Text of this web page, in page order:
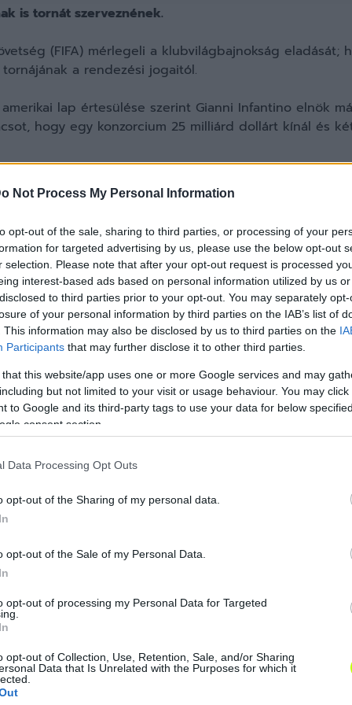
Not Process My Personal Information
opt-out of the sale, sharing to third parties, or processing of your
for targeted advertising by us, please use the below opt-out
selection. Please note that after your opt-out request is processed
interest-based ads based on personal information utilized by us
to third parties prior to your opt-out. You may separately
of your personal information by third parties on the IAB’s list of
This information may also be disclosed by us to third parties on the
Participants that may further disclose it to other third parties.
that this website/app uses one or more Google services and may
but not limited to your visit or usage behaviour. You may
to Google and its third-party tags to use your data for below
consent section.
Data Processing Opt Outs
opt-out of the Sharing of my personal data.
opt-out of the Sale of my Personal Data.
opt-out of processing my Personal Data for Targeted
opt-out of Collection, Use, Retention, Sale, and/or Sharing
Data that Is Unrelated with the Purposes for which it
is tornát szerveznének.
(FIFA) mérlegeli a klubvilágbajnokság eladását;
a rendezési jogaitól.
lap értesülése szerint Gianni Infantino elnök
hogy egy konzorcium 25 milliárd dollárt kínál és
kibővített klubvilágbajnokság mellett létrehozna
a mérkőzések helyszíneit is.
el az ajánlatról, nem fedte fel az érdeklődőket,
további információkra van szüksége, hogy
ugyanisa FIFA korábban soha nem adta át teljes
üzleti modelljének komoly változását jelentené.
az üzlet segíthetne Infantinónak, aki 2016-ban,
növelését ígérte.
iránt korábban Kína és Szaúd-Arábia is
kontinensek legjobbjai, illetve a házigazda ország
– a válogatottak világbajnokságához hasonlóan –
a mezőnyben minimum 12 európai csapat
klubjai.
szimpatizálnak az ötlettel, mert szerintük a torna a
klubját tömörítő szervezet (ECA) márciusban
mert a klubok kevesebb mérkőzést szeretnének a
Hemingway után újabb